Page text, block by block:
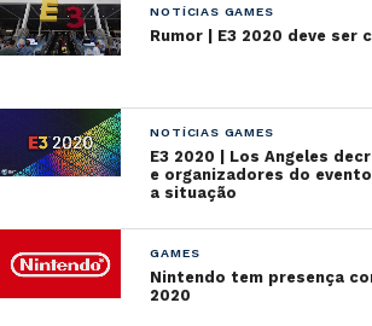
NOTÍCIAS GAMES
Rumor | E3 2020 deve ser
NOTÍCIAS GAMES
E3 2020 | Los Angeles
e organizadores do
a situação
GAMES
Nintendo tem presença
2020